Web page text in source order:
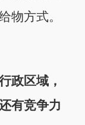
物方式。
政区域，
有竞争力